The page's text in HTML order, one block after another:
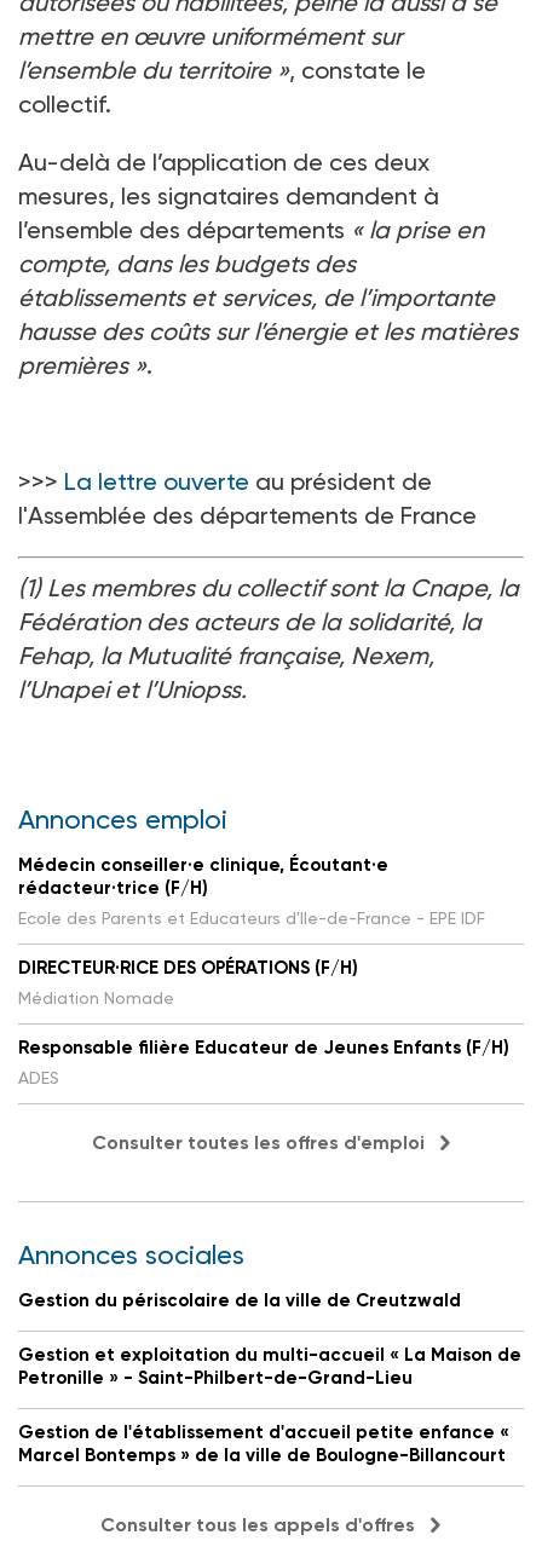
mettre en œuvre uniformément sur
l’ensemble du territoire », constate le
collectif.
Au-delà de l’application de ces deux
mesures, les signataires demandent à
l’ensemble des départements « la prise en
compte, dans les budgets des
établissements et services, de l’importante
hausse des coûts sur l’énergie et les matières
premières ».
>>> La lettre ouverte au président de
l'Assemblée des départements de France
(1) Les membres du collectif sont la Cnape, la
Fédération des acteurs de la solidarité, la
Fehap, la Mutualité française, Nexem,
l’Unapei et l’Uniopss.
Annonces emploi
Médecin conseiller·e clinique, Écoutant·e
rédacteur·trice (F/H)
Ecole des Parents et Educateurs d'Ile-de-France - EPE IDF
DIRECTEUR·RICE DES OPÉRATIONS (F/H)
Médiation Nomade
Responsable filière Educateur de Jeunes Enfants (F/H)
ADES
Consulter toutes les offres d'emploi
Annonces sociales
Gestion du périscolaire de la ville de Creutzwald
Gestion et exploitation du multi-accueil « La Maison de
Petronille » - Saint-Philbert-de-Grand-Lieu
Gestion de l'établissement d'accueil petite enfance «
Marcel Bontemps » de la ville de Boulogne-Billancourt
Consulter tous les appels d'offres